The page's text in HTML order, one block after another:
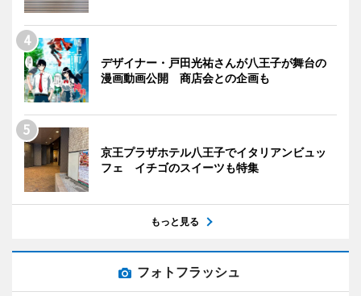
デザイナー・戸田光祐さんが八王子が舞台の
漫画動画公開 商店会との企画も
京王プラザホテル八王子でイタリアンビュッ
フェ イチゴのスイーツも特集
もっと見る
フォトフラッシュ